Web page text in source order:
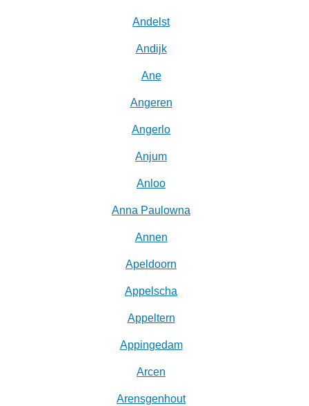
Andelst
Andijk
Ane
Angeren
Angerlo
Anjum
Anloo
Anna Paulowna
Annen
Apeldoorn
Appelscha
Appeltern
Appingedam
Arcen
Arensgenhout